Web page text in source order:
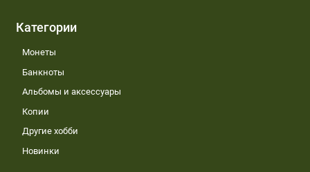
Категории
Монеты
Банкноты
Альбомы и аксессуары
Копии
Другие хобби
Новинки